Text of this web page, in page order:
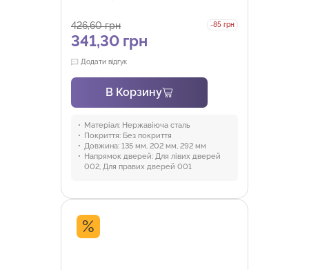
341,30 грн
426,60грн -85 грн
Додати відгук
В Корзину
Матеріал: Нержавіюча сталь
Покриття: Без покриття
Довжина: 135 мм, 202 мм, 292 мм
Напрямок дверей: Для лівих дверей
002, Для правих дверей 001
%